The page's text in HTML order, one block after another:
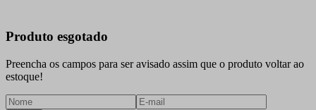
Produto esgotado
Preencha os campos para ser avisado assim que o produto voltar ao
estoque!